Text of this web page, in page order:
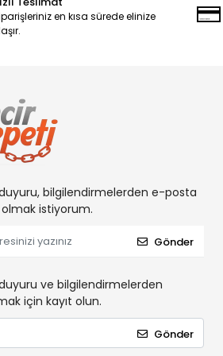
en kısa sürede elinize
bilgilendirmelerden e-posta
istiyorum.
Gönder
ve bilgilendirmelerden
için kayıt olun.
Gönder